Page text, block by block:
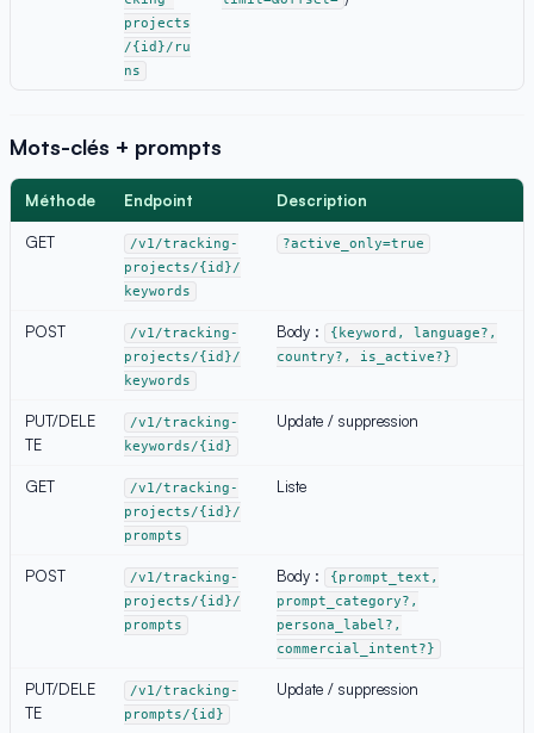
projects
/{id}/ru
ns
Mots-clés + prompts
Méthode Endpoint Description
GET
/v1/tracking-
projects/{id}/
keywords
?active_only=true
POST
/v1/tracking-
projects/{id}/
keywords
Body :
{keyword, language?,
country?, is_active?}
PUT/DELE
TE
/v1/tracking-
keywords/{id}
Update / suppression
GET
/v1/tracking-
projects/{id}/
prompts
Liste
POST
/v1/tracking-
projects/{id}/
prompts
Body :
{prompt_text,
prompt_category?,
persona_label?,
commercial_intent?}
PUT/DELE
TE
/v1/tracking-
prompts/{id}
Update / suppression